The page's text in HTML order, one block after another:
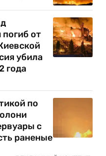
от
убила
года
по
с
раненые